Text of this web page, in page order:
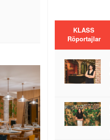
KLASS
Röportajlar